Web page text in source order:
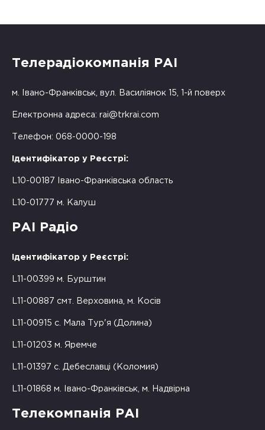
Телерадіокомпанія РАІ
м. Івано-Франківськ, вул. Василіянок 15, 1-й поверх
Електронна адреса: rai@trkrai.com
Телефон: 068-0000-198
Ідентифікатор у Реєстрі:
L10-00187 Івано-Франківська область
L10-01777 м. Калуш
РАІ Радіо
Ідентифікатор у Реєстрі:
L11-00399 м. Бурштин
L11-00887 смт. Верховина, м. Косів
L11-00915 с. Мала Тур'я (Долина)
L11-01203 м. Яремче
L11-01397 с. Дебеславці (Коломия)
L11-01868 м. Івано-Франківськ, м. Надвірна
Телекомпанія РАІ